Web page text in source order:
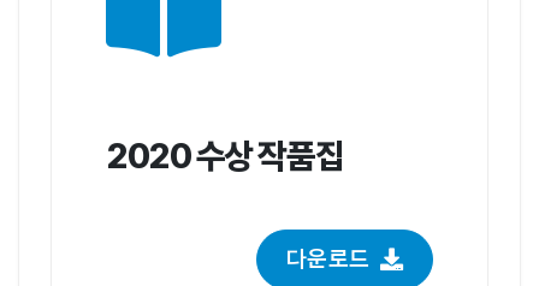
2020 수상 작품집
다운로드